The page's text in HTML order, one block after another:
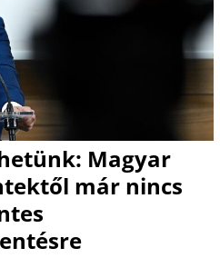
Magyar
már nincs